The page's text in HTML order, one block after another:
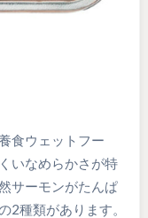
食ウェットフー
いなめらかさが特
サーモンがたんぱ
2種類があります。